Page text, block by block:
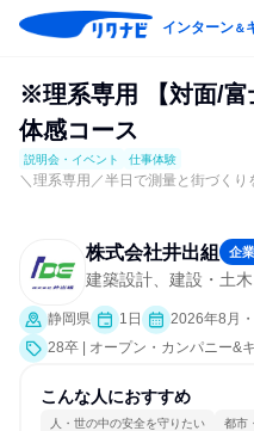
インターン＆
※理系専用 【対面/富
体感コース
説明会・イベント 仕事体験
＼理系専用／半日で測量と街づくり
株式会社井出組 企
建築設計、建設・土
静岡県 1日
2026年8月
28卒 | オープン・カンパニー&
こんな人におすすめ
人・世の中の安全を守りたい 都市